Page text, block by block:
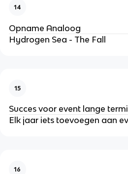
14
Opname Analoog
Hydrogen Sea - The Fall
15
Succes voor event lange
Elk jaar iets toevoegen aan
16